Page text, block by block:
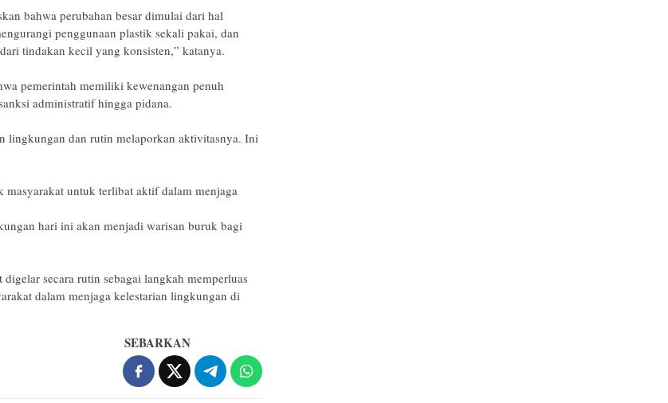
bahwa perubahan besar dimulai dari hal
penggunaan plastik sekali pakai, dan
tindakan kecil yang konsisten,” katanya.
pemerintah memiliki kewenangan penuh
administratif hingga pidana.
lingkungan dan rutin melaporkan aktivitasnya. Ini
untuk terlibat aktif dalam menjaga
hari ini akan menjadi warisan buruk bagi
secara rutin sebagai langkah memperluas
dalam menjaga kelestarian lingkungan di
SEBARKAN